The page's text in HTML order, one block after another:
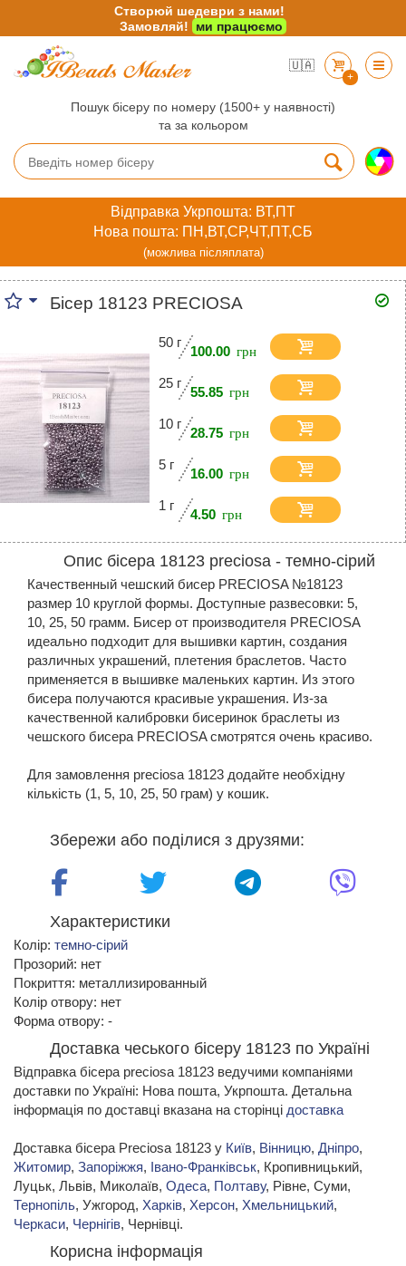
🇺🇦
+
Пошук бісеру по номеру (1500+ у наявності)
та за кольором
Відправка Укрпошта: ВТ,ПТ
Нова пошта: ПН,ВТ,СР,ЧТ,ПТ,СБ
(можлива післяплата)
Бісер 18123 PRECIOSA
50 г
100.00
25 г
55.85
10 г
28.75
5 г
16.00
1 г
4.50
Опис бісера 18123 preciosa - темно-сірий
Качественный чешский бисер PRECIOSA №18123
размер 10 круглой формы. Доступные развесовки: 5,
10, 25, 50 грамм. Бисер от производителя PRECIOSA
идеально подходит для вышивки картин, создания
различных украшений, плетения браслетов. Часто
применяется в вышивке маленьких картин. Из этого
бисера получаются красивые украшения. Из-за
качественной калибровки бисеринок браслеты из
чешского бисера PRECIOSA смотрятся очень красиво.
Для замовлення preciosa 18123 додайте необхідну
кількість (1, 5, 10, 25, 50 грам) у кошик.
Збережи або поділися з друзями:
Характеристики
Колір: темно-сірий
Прозорий: нет
Покриття: металлизированный
Колір отвору: нет
Форма отвору: -
Доставка чеського бісеру 18123 по Україні
Відправка бісера preciosa 18123 ведучими компаніями
доставки по Україні: Нова пошта, Укрпошта. Детальна
інформація по доставці вказана на сторінці доставка
Доставка бісера Preciosa 18123 у Київ, Вінницю, Дніпро,
Житомир, Запоріжжя, Івано-Франківськ, Кропивницький,
Луцьк, Львів, Миколаїв, Одеса, Полтаву, Рівне, Суми,
Тернопіль, Ужгород, Харків, Херсон, Хмельницький,
Черкаси, Чернігів, Чернівці.
Корисна інформація
Створюй шедеври з нами!
Замовляй!
ми працюємо